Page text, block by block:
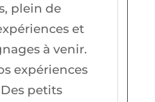
plein de
et
à venir.
expériences
petits